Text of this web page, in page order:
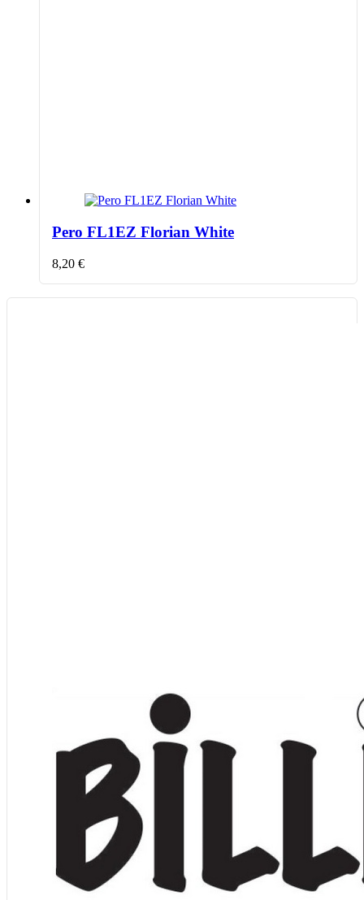
Pero FL1EZ Florian White
8,20 €